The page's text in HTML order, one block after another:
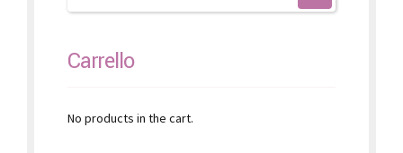
Carrello
No products in the cart.